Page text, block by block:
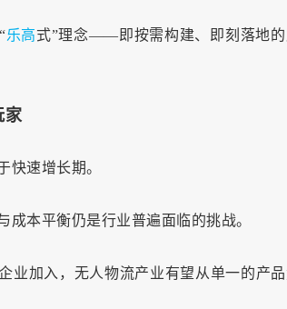
乐高式”理念——即按需构建、即刻落地
家
快速增长期。
成本平衡仍是行业普遍面临的挑战。
业加入，无人物流产业有望从单一的产